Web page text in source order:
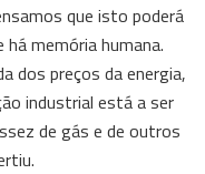
que isto poderá
memória humana.
dos preços da energia,
industrial está a ser
de gás e de outros